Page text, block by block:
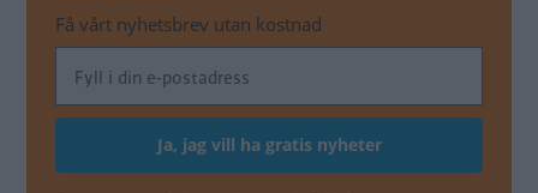
Få vårt nyhetsbrev utan kostnad